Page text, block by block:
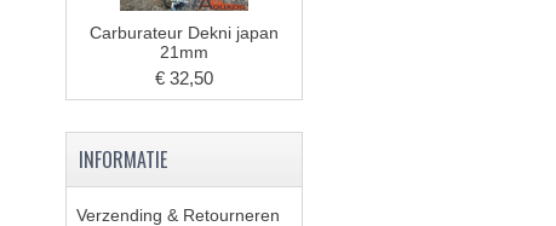
Carburateur Dekni japan
21mm
€ 32,50
INFORMATIE
Verzending & Retourneren